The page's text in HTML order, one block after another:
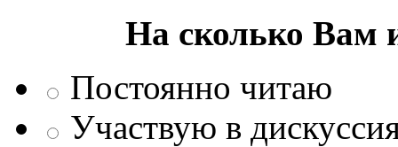
На сколько Вам
Постоянно читаю
Участвую в